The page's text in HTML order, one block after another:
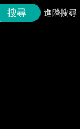
搜尋 進階搜尋